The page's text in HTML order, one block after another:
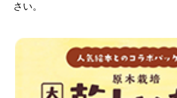
さい。